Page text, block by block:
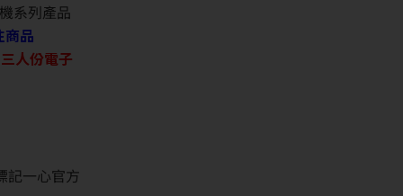
系列產品
商品
人份電子
記一心官方